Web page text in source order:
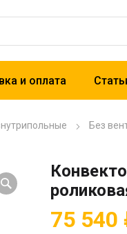
и оплата
Без
75 540